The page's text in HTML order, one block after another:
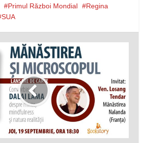
Primul Război Mondial
Regina
SUA